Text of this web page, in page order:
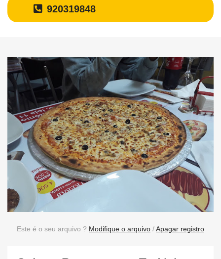
920319848
Este é o seu arquivo ? Modifique o arquivo /Apagar registro